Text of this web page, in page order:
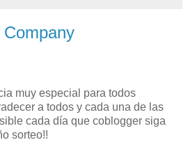
muy especial para todos
a todos y cada una de las
cada día que coblogger siga
sorteo!!